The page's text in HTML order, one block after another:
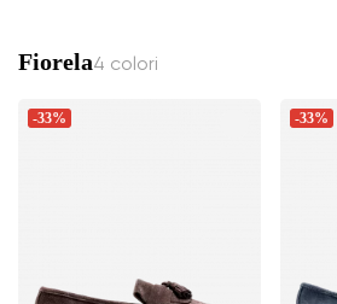
Fiorela4 colori
-33% -33%